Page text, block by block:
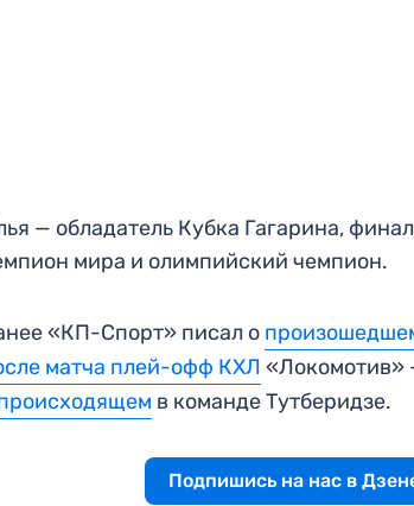
— обладатель Кубка Гагарина,
мира и олимпийский чемпион.
«КП-Спорт» писал о
матча плей-офф КХЛ «Локомотив»
в команде Тутберидзе.
Подпишись на нас в